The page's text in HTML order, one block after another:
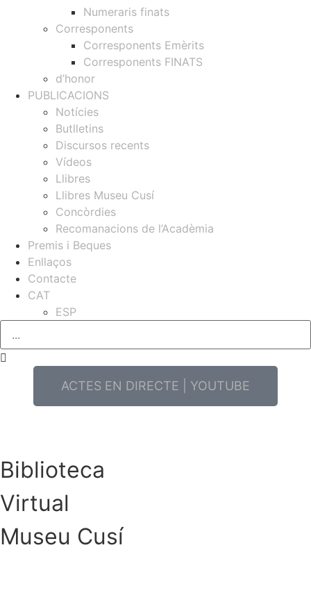
Numeraris finats
Corresponents
Corresponents Emèrits
Corresponents FINATS
d’honor
PUBLICACIONS
Notícies
Butlletins
Discursos recents
Vídeos
Llibres
Llibres Museu Cusí
Concòrdies
Recomanacions de l’Acadèmia
Premis i Beques
Enllaços
Contacte
CAT
ESP
ACTES EN DIRECTE | YOUTUBE
Biblioteca
Virtual
Museu Cusí